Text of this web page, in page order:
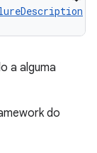
a alguma
do